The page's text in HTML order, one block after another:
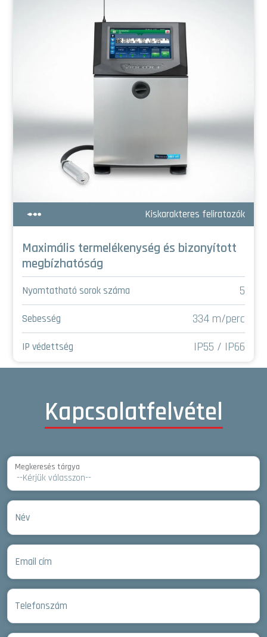
Kiskarakteres feliratozók
Maximális termelékenység és bizonyított
megbízhatóság
Nyomtatható sorok száma 5
Sebesség 334 m/perc
IP védettség IP55 / IP66
Kapcsolatfelvétel
Megkeresés tárgya
Név
Email cím
Telefonszám